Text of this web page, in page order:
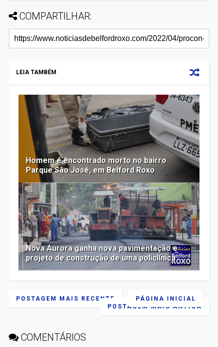
COMPARTILHAR:
LEIA TAMBÉM
Homem é encontrado morto no bairro
Parque São José, em Belford Roxo
Nova Aurora ganha nova pavimentação e
projeto de construção de uma policlínica
POSTAGEM MAIS RECENTE
POSTAGEM MAIS ANTIGA
PÁGINA INICIAL
COMENTÁRIOS